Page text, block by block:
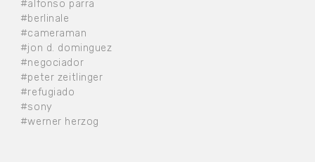
#alfonso parra
#berlinale
#cameraman
#jon d. dominguez
#negociador
#peter zeitlinger
#refugiado
#sony
#werner herzog